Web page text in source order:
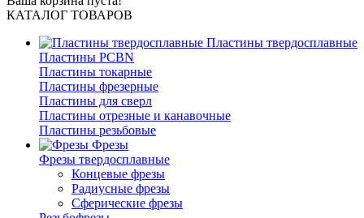
КАТАЛОГ ТОВАРОВ
Пластины твердосплавные
Пластины PCBN
Пластины токарные
Пластины фрезерные
Пластины для сверл
Пластины отрезные и канавочные
Пластины резьбовые
Фрезы
Фрезы твердосплавные
Концевые фрезы
Радиусные фрезы
Сферические фрезы